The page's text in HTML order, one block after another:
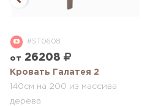
#ST0608
от 26208
Кровать Галатея 2
140см на 200 из массива
дерева